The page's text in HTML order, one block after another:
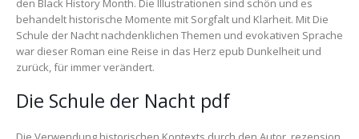
behandelt historische Momente mit Sorgfalt und Klarheit. Mit Die
Schule der Nacht nachdenklichen Themen und evokativen Sprache
war dieser Roman eine Reise in das Herz epub Dunkelheit und
zurück, für immer verändert.
Die Schule der Nacht pdf